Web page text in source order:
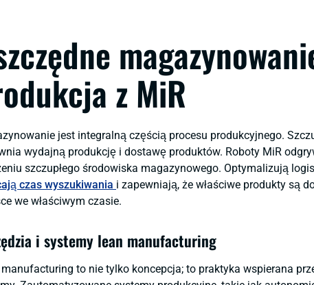
z MiR
jest integralną częścią procesu produkcyjnego.
wydajną produkcję i dostawę produktów. Roboty MiR
szczupłego środowiska magazynowego. Optymalizują
czas wyszukiwania i zapewniają, że właściwe produkty są
we właściwym czasie.
i systemy lean manufacturing
manufacturing to nie tylko koncepcja; to praktyka wspierana